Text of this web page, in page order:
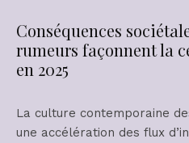
Conséquences
rumeurs façonnent la
en 2025
La culture contemporaine
une accélération des flux